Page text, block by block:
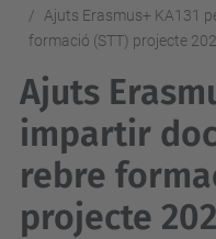
Ajuts Erasmus+ KA131
formació (STT) projecte
Ajuts
impartir
rebre
projecte